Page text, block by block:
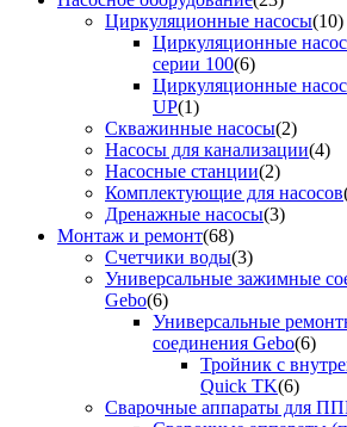
Циркуляционные насосы(10)
Циркуляционные
серии 100(6)
Циркуляционные
UP(1)
Скважинные насосы(2)
Насосы для канализации(4)
Насосные станции(2)
Комплектующие для насосов
Дренажные насосы(3)
Монтаж и ремонт(68)
Счетчики воды(3)
Универсальные зажимные
Gebo(6)
Универсальные
соединения Gebo(6)
Тройник с
Quick TK(6)
Сварочные аппараты для